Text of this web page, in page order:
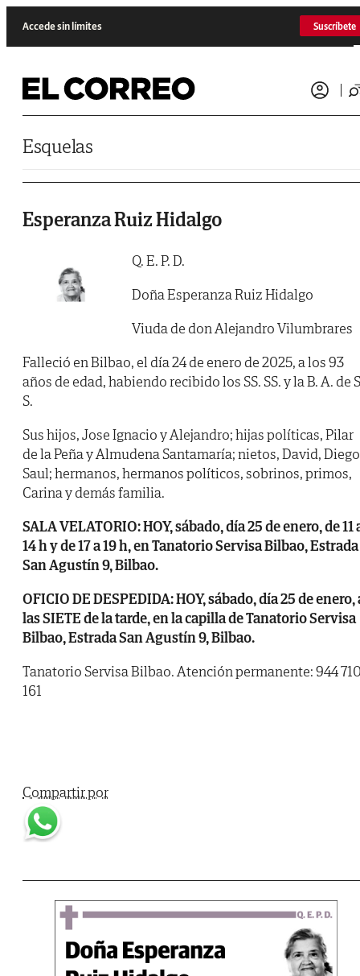
Accede sin límites Suscríbete
Esquelas
Esperanza Ruiz Hidalgo
Q. E. P. D.
Doña Esperanza Ruiz Hidalgo
Viuda de don Alejandro Vilumbrares
Falleció en Bilbao, el día 24 de enero de 2025, a los 93
años de edad, habiendo recibido los SS. SS. y la B. A. de
S.
Sus hijos, Jose Ignacio y Alejandro; hijas políticas, Pilar
de la Peña y Almudena Santamaría; nietos, David,
Saul; hermanos, hermanos políticos, sobrinos, primos,
Carina y demás familia.
SALA VELATORIO: HOY, sábado, día 25 de enero, de 11
14 h y de 17 a 19 h, en Tanatorio Servisa Bilbao, Estrada
San Agustín 9, Bilbao.
OFICIO DE DESPEDIDA: HOY, sábado, día 25 de enero,
las SIETE de la tarde, en la capilla de Tanatorio Servisa
Bilbao, Estrada San Agustín 9, Bilbao.
Tanatorio Servisa Bilbao. Atención permanente: 944
161
Compartir por